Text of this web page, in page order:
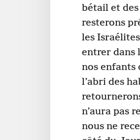
bétail et
resterons
les
entrer dans
nos enfants
l’abri des
n’aura pas
nous ne